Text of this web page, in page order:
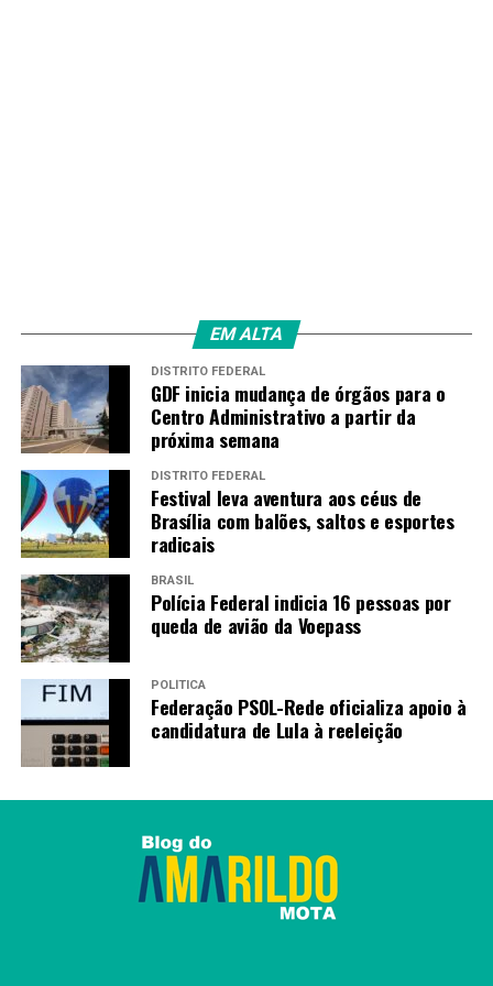
EM ALTA
DISTRITO FEDERAL
GDF inicia mudança de órgãos para o
Centro Administrativo a partir da
próxima semana
DISTRITO FEDERAL
Festival leva aventura aos céus de
Brasília com balões, saltos e esportes
radicais
BRASIL
Polícia Federal indicia 16 pessoas por
queda de avião da Voepass
POLÍTICA
Federação PSOL-Rede oficializa apoio à
candidatura de Lula à reeleição